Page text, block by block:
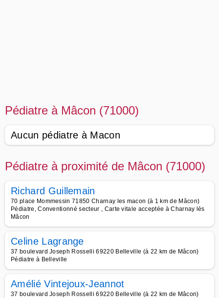
Pédiatre à Mâcon (71000)
Aucun pédiatre à Macon
Pédiatre à proximité de Mâcon (71000)
Richard Guillemain
70 place Mommessin 71850 Charnay les macon (à 1 km de Mâcon)
Pédiatre, Conventionné secteur , Carte vitale acceptée à Charnay lès
Mâcon
Celine Lagrange
37 boulevard Joseph Rosselli 69220 Belleville (à 22 km de Mâcon)
Pédiatre à Belleville
Amélié Vintejoux-Jeannot
37 boulevard Joseph Rosselli 69220 Belleville (à 22 km de Mâcon)